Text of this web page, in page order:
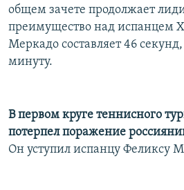
общем зачете продолжает
преимущество над испанцем
Меркадо составляет 46
минуту.
В первом круге теннисного
потерпел поражение
Он уступил испанцу Феликсу